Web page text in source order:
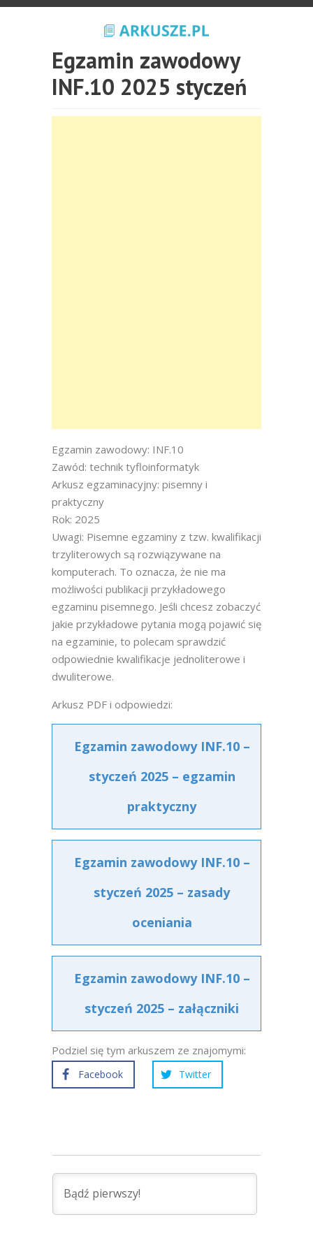
Egzamin zawodowy
INF.10 2025 styczeń
Egzamin zawodowy: INF.10
Zawód: technik tyfloinformatyk
Arkusz egzaminacyjny: pisemny i
praktyczny
Rok: 2025
Uwagi: Pisemne egzaminy z tzw. kwalifikacji
trzyliterowych są rozwiązywane na
komputerach. To oznacza, że nie ma
możliwości publikacji przykładowego
egzaminu pisemnego. Jeśli chcesz zobaczyć
jakie przykładowe pytania mogą pojawić się
na egzaminie, to polecam sprawdzić
odpowiednie kwalifikacje jednoliterowe i
dwuliterowe.
Arkusz PDF i odpowiedzi:
Egzamin zawodowy INF.10 –
styczeń 2025 – egzamin
praktyczny
Egzamin zawodowy INF.10 –
styczeń 2025 – zasady
oceniania
Egzamin zawodowy INF.10 –
styczeń 2025 – załączniki
Podziel się tym arkuszem ze znajomymi:
Facebook Twitter